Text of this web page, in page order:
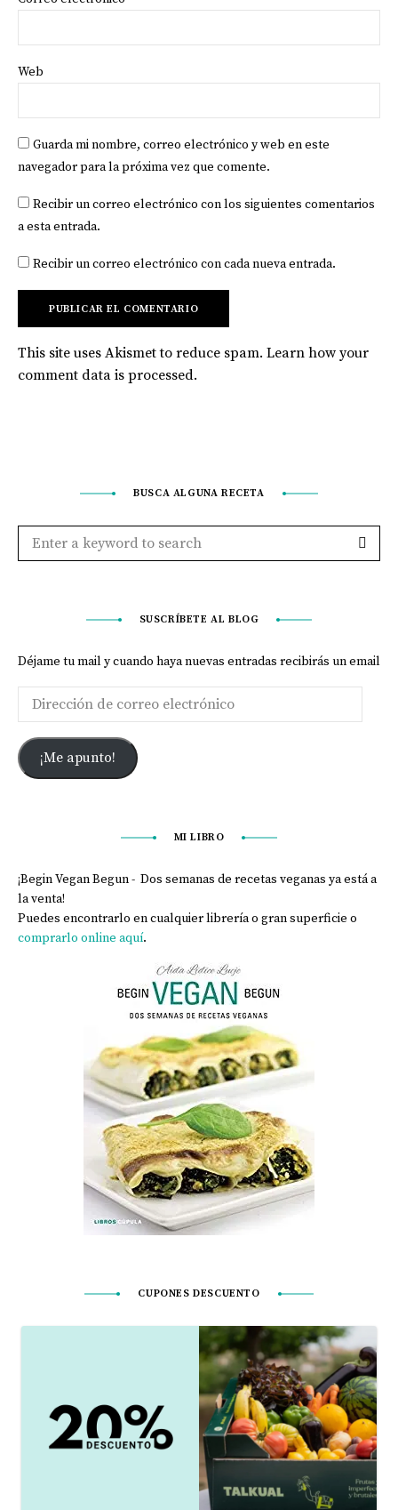
Web
Guarda mi nombre, correo electrónico y web en este
navegador para la próxima vez que comente.
Recibir un correo electrónico con los siguientes comentarios
a esta entrada.
Recibir un correo electrónico con cada nueva entrada.
This site uses Akismet to reduce spam. Learn how your
comment data is processed.
BUSCA ALGUNA RECETA
SUSCRÍBETE AL BLOG
Déjame tu mail y cuando haya nuevas entradas recibirás un email
¡Me apunto!
MI LIBRO
¡Begin Vegan Begun - Dos semanas de recetas veganas ya está a
la venta!
Puedes encontrarlo en cualquier librería o gran superficie o
comprarlo online aquí.
CUPONES DESCUENTO